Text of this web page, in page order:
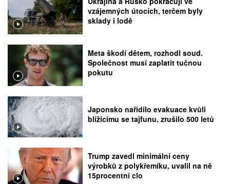
vzájemných útocích, terčem byly
sklady i lodě
Meta škodí dětem, rozhodl soud.
Společnost musí zaplatit tučnou
pokutu
Japonsko nařídilo evakuace kvůli
blížícímu se tajfunu, zrušilo 500 letů
Trump zavedl minimální ceny
výrobků z polykřemíku, uvalil na ně
15procentní clo